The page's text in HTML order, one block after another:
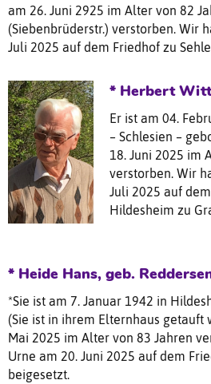
am 26. Juni 2925 im Alter von 82
(Siebenbrüderstr.) verstorben. Wir
Juli 2025 auf dem Friedhof zu
* Herbert Witt
Er ist am 04.
– Schlesien –
18. Juni 2025 im
verstorben. Wir
Juli 2025 auf
Hildesheim zu
* Heide Hans, geb.
*Sie ist am 7. Januar 1942 in
(Sie ist in ihrem Elternhaus getauft
Mai 2025 im Alter von 83 Jahren
Urne am 20. Juni 2025 auf dem
beigesetzt.